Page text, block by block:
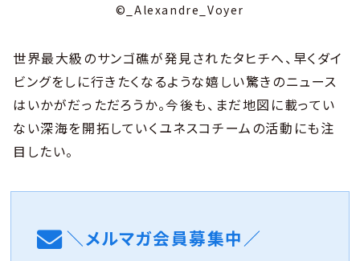
©_Alexandre_Voyer
世界最大級のサンゴ礁が発見されたタヒチへ、早くダイ
ビングをしに行きたくなるような嬉しい驚きのニュース
はいかがだっただろうか。今後も、まだ地図に載ってい
ない深海を開拓していくユネスコチームの活動にも注
目したい。
＼メルマガ会員募集中／